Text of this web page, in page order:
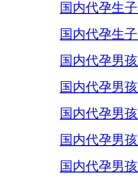
国内代孕生
国内代孕生
国内代孕男
国内代孕男
国内代孕男
国内代孕男
国内代孕男